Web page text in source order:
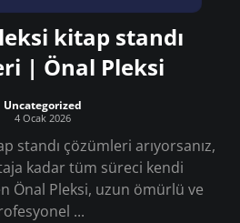
kitap standı
| Önal Pleksi
Uncategorized
4 Ocak 2026
standı çözümleri arıyorsanız,
kadar tüm süreci kendi
Önal Pleksi, uzun ömürlü ve
...